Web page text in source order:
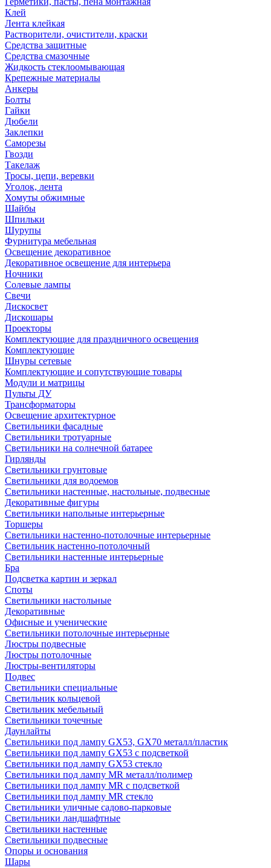
Клей
Лента клейкая
Растворители, очистители, краски
Средства защитные
Средства смазочные
Жидкость стеклоомывающая
Крепежные материалы
Анкеры
Болты
Гайки
Дюбели
Заклепки
Саморезы
Гвозди
Такелаж
Тросы, цепи, веревки
Уголок, лента
Хомуты обжимные
Шайбы
Шпильки
Шурупы
Фурнитура мебельная
Освещение декоративное
Декоративное освещение для интерьера
Ночники
Солевые лампы
Свечи
Дискосвет
Дискошары
Проекторы
Комплектующие для праздничного освещения
Комплектующие
Шнуры сетевые
Комплектующие и сопутствующие товары
Модули и матрицы
Пульты ДУ
Трансформаторы
Освещение архитектурное
Светильники фасадные
Светильники тротуарные
Светильники на солнечной батарее
Гирлянды
Светильники грунтовые
Светильники для водоемов
Светильники настенные, настольные, подвесные
Декоративные фигуры
Светильники напольные интерьерные
Торшеры
Светильники настенно-потолочные интерьерные
Светильник настенно-потолочный
Светильники настенные интерьерные
Бра
Подсветка картин и зеркал
Споты
Светильники настольные
Декоративные
Офисные и ученические
Светильники потолочные интерьерные
Люстры подвесные
Люстры потолочные
Люстры-вентиляторы
Подвес
Светильники специальные
Светильник кольцевой
Светильник мебельный
Светильники точечные
Даунлайты
Светильники под лампу GX53, GX70 металл/пластик
Светильники под лампу GX53 с подсветкой
Светильники под лампу GX53 стекло
Светильники под лампу MR металл/полимер
Светильники под лампу MR с подсветкой
Светильники под лампу MR стекло
Светильники уличные садово-парковые
Светильники ландшафтные
Светильники настенные
Светильники подвесные
Опоры и основания
Шары